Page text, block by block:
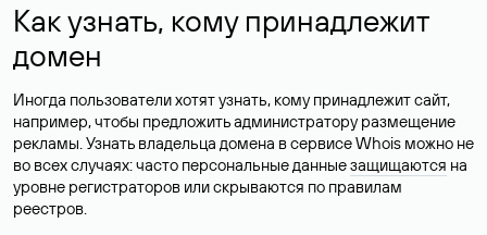
Как узнать, кому принадлежит
домен
Иногда пользователи хотят узнать, кому принадлежит сайт,
например, чтобы предложить администратору размещение
рекламы. Узнать владельца домена в сервисе Whois можно не
во всех случаях: часто персональные данныезащищаются на
уровне регистраторов или скрываются по правилам
реестров.